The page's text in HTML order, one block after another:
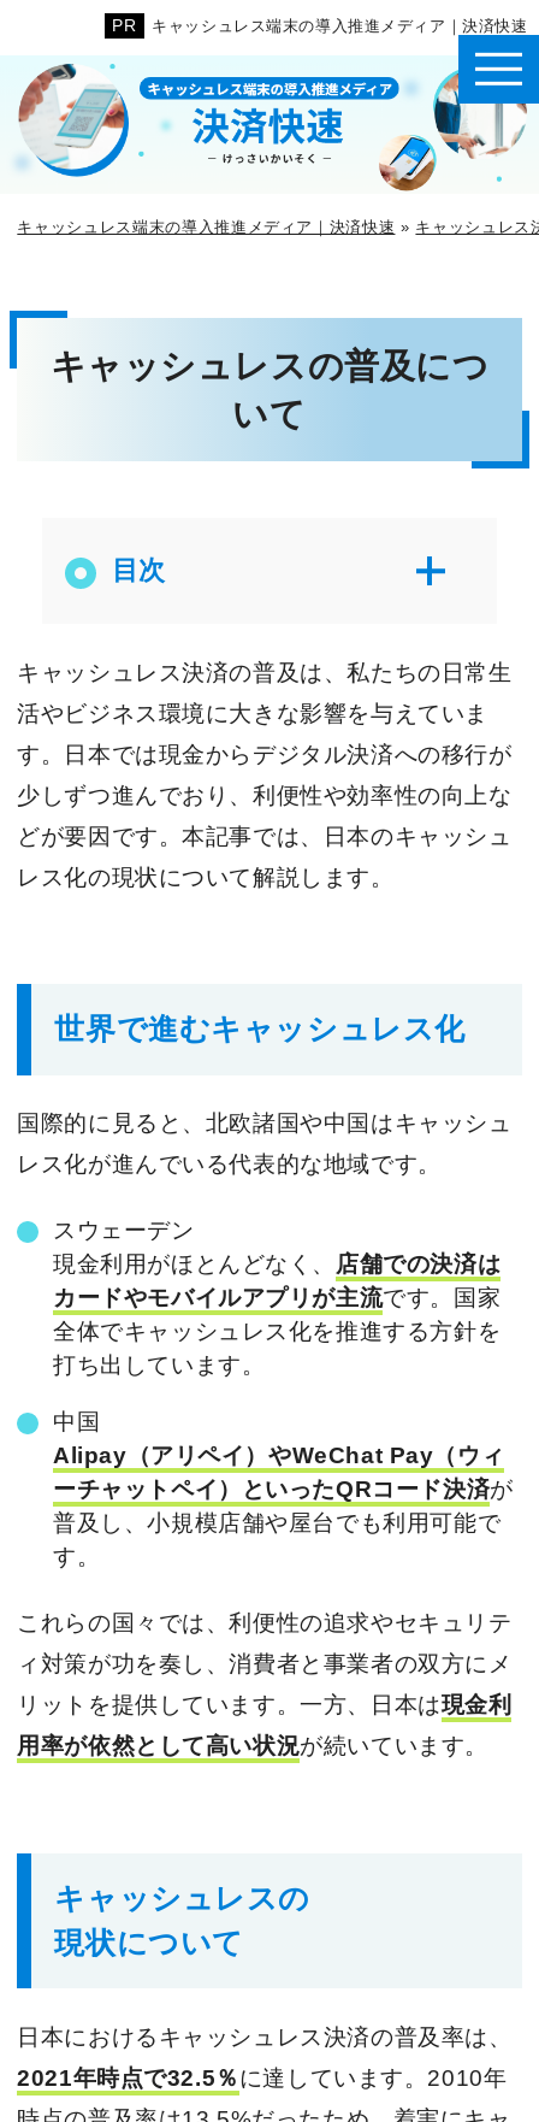
キャッシュレス端末の導入推進メディア｜決済快速
キャッシュレス端末の導入推進メディア｜決済快速 » キャッシュレス
キャッシュレスの普及につ
いて
目次
キャッシュレス決済の普及は、私たちの日常生
活やビジネス環境に大きな影響を与えていま
す。日本では現金からデジタル決済への移行が
少しずつ進んでおり、利便性や効率性の向上な
どが要因です。本記事では、日本のキャッシュ
レス化の現状について解説します。
世界で進むキャッシュレス化
国際的に見ると、北欧諸国や中国はキャッシュ
レス化が進んでいる代表的な地域です。
スウェーデン
現金利用がほとんどなく、 店舗での決済は
カードやモバイルアプリが主流です。国家
全体でキャッシュレス化を推進する方針を
打ち出しています。
中国
Alipay（アリペイ）やWeChat Pay（ウィ
ーチャットペイ）といったQRコード決済が
普及し、小規模店舗や屋台でも利用可能で
す。
これらの国々では、利便性の追求やセキュリテ
ィ対策が功を奏し、消費者と事業者の双方にメ
リットを提供しています。一方、日本は現金利
用率が依然として高い状況が続いています。
キャッシュレスの
現状について
日本におけるキャッシュレス決済の普及率は、
2021年時点で32.5％に達しています。2010年